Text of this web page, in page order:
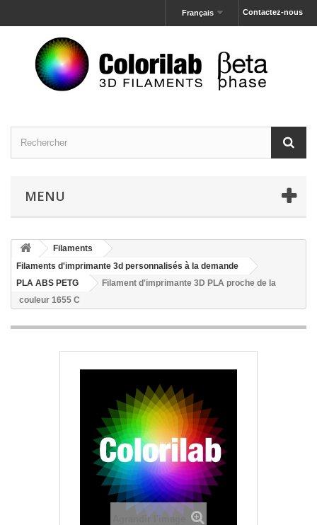
Contactez-nous
Français
MENU
Filaments
Filaments d'imprimante 3d personnalisés à la demande
PLA ABS PETG
Filament d'imprimante 3D PLA proche de la
couleur 1655 C
Agrandir l'image